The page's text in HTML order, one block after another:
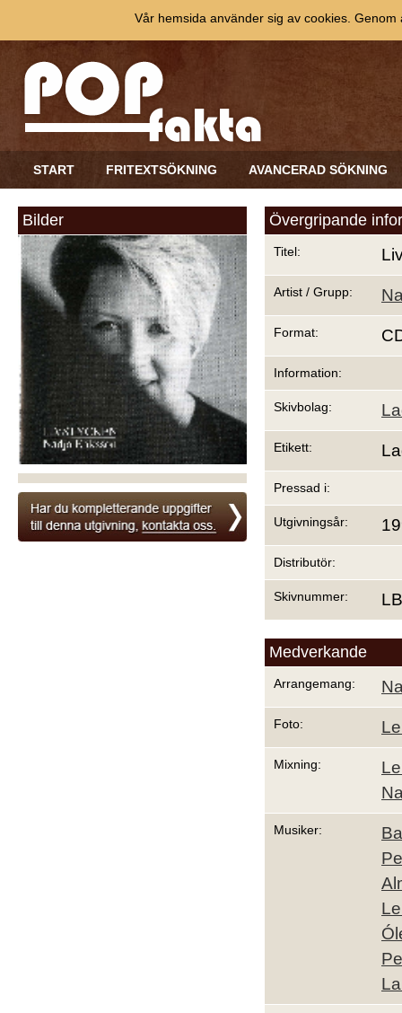
START FRITEXTSÖKNING AVANCERAD SÖKNING
Bilder Övergripande
Titel:
Artist / Grupp:
Format:
Information:
Skivbolag:
Etikett:
Pressad i:
Utgivningsår:
Distributör:
Skivnummer:
Medverkande
Arrangemang:
Foto:
Mixning:
Musiker:
Vår hemsida använder sig av cookies.